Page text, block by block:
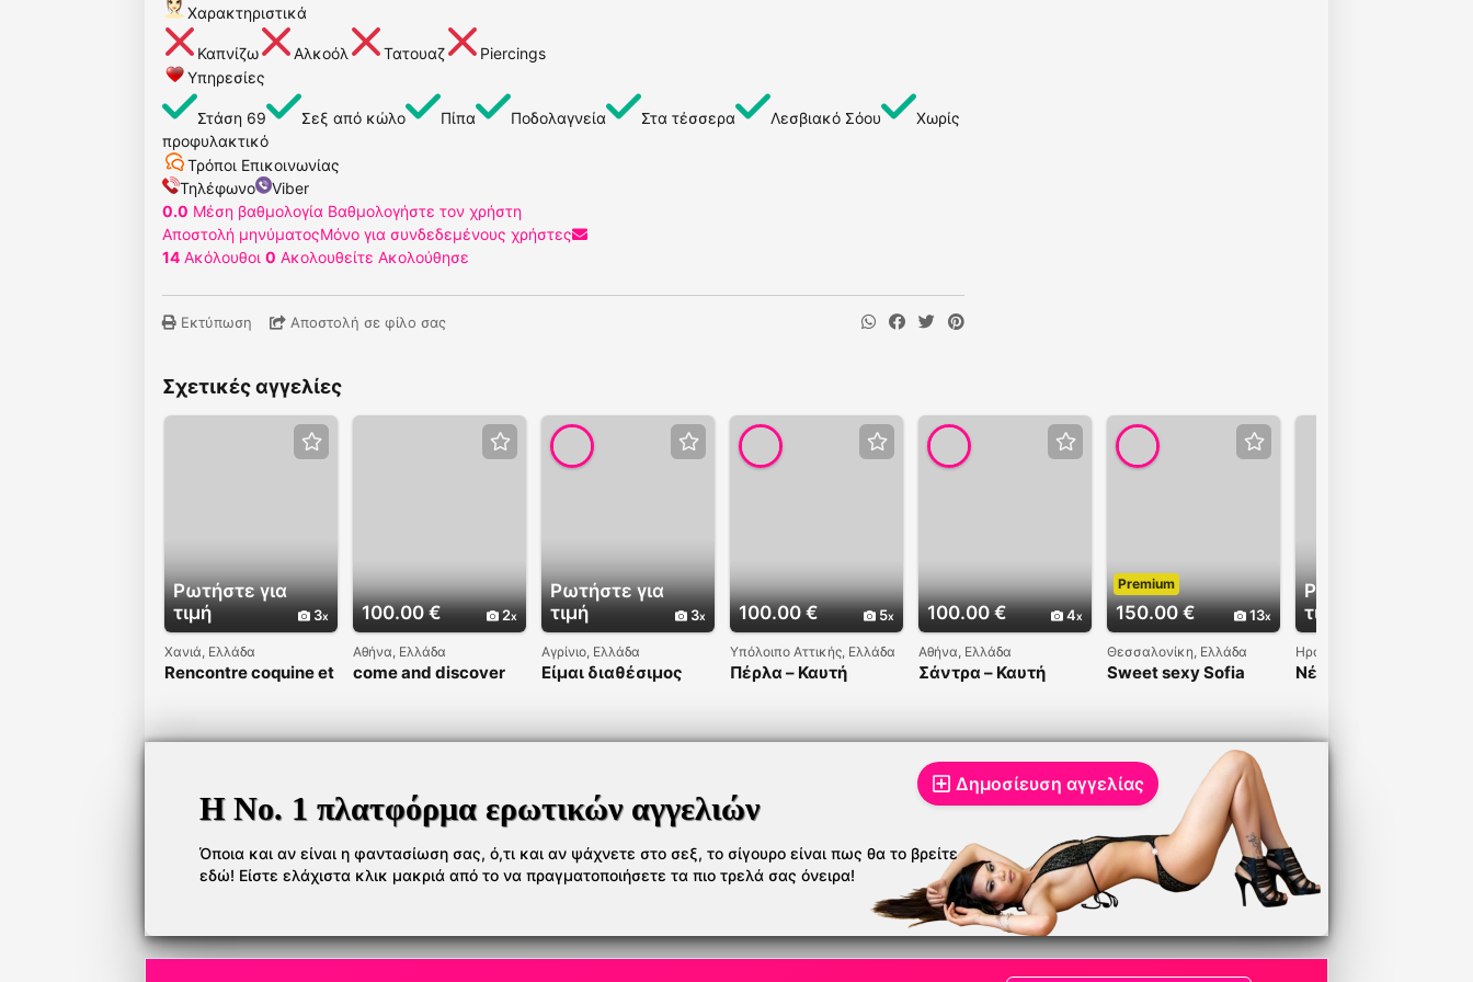
Χαρακτηριστικά
Καπνίζω Αλκοόλ Τατουαζ
Piercings
Υπηρεσίες
Στάση 69 Σεξ από κώλο Πίπα Ποδολαγνεία Στα τέσσερα Λεσβιακό Σόου
Χωρίς
προφυλακτικό
Τρόποι Επικοινωνίας
Τηλέφωνο
Viber
0.0 Μέση βαθμολογία Βαθμολογήστε τον χρήστη
Αποστολή μηνύματοςΜόνο για συνδεδεμένους χρήστες
14 Ακόλουθοι 0 Ακολουθείτε Ακολούθησε
Εκτύπωση Αποστολή σε φίλο σας
Σχετικές αγγελίες
Ρωτήστε για
τιμή
3
Χανιά, Ελλάδα
Rencontre coquine et
100.00 € 2
Αθήνα, Ελλάδα
come and discover
Ρωτήστε για
τιμή
3
Αγρίνιο, Ελλάδα
Είμαι διαθέσιμος
100.00 € 5
Υπόλοιπο Αττικής, Ελλάδα
Πέρλα – Καυτή
100.00 € 4
Αθήνα, Ελλάδα
Σάντρα – Καυτή
150.00 € 13
Premium
Θεσσαλονίκη, Ελλάδα
Sweet sexy Sofia
Ρωτήστε για
τιμή
Ηράκλειο, Ελλάδα
Νέα εντυπωσιακή
Η Νο. 1 πλατφόρμα ερωτικών αγγελιών
Όποια και αν είναι η φαντασίωση σας, ό,τι και αν ψάχνετε στο σεξ, το σίγουρο είναι πως θα το βρείτε
εδώ! Είστε ελάχιστα κλικ μακριά από το να πραγματοποιήσετε τα πιο τρελά σας όνειρα!
Δημοσίευση αγγελίας